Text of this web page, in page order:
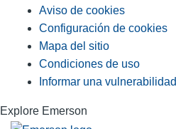
Aviso de cookies
Configuración de cookies
Mapa del sitio
Condiciones de uso
Informar una vulnerabilidad
Explore Emerson